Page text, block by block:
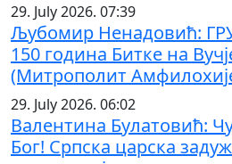
29. July 2026. 07:39
Љубомир Ненадовић:
150 година Битке на
(Митрополит
29. July 2026. 06:02
Валентина Булатовић:
Бог! Српска царска